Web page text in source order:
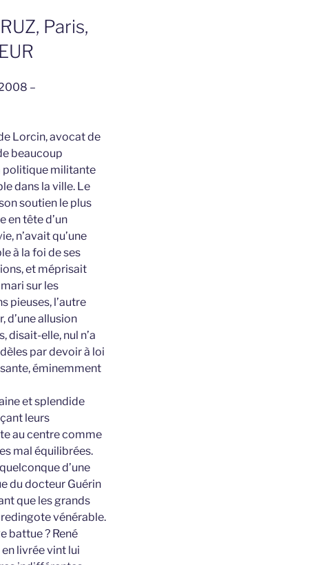
Paris,
–
Lorcin, avocat de
beaucoup
politique militante
dans la ville. Le
soutien le plus
en tête d’un
n’avait qu’une
à la foi de ses
et méprisait
sur les
pieuses, l’autre
d’une allusion
disait-elle, nul n’a
par devoir à loi
éminemment
et splendide
leurs
au centre comme
mal équilibrées.
d’une
du docteur Guérin
que les grands
vénérable.
battue ? René
livrée vint lui